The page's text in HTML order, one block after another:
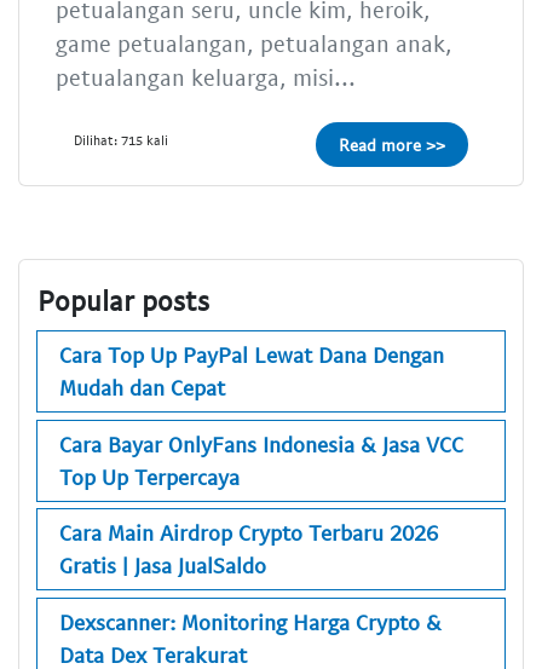
petualangan seru, uncle kim, heroik,
game petualangan, petualangan anak,
petualangan keluarga, misi...
Dilihat: 715 kali Read more >>
Popular posts
Cara Top Up PayPal Lewat Dana Dengan
Mudah dan Cepat
Cara Bayar OnlyFans Indonesia & Jasa VCC
Top Up Terpercaya
Cara Main Airdrop Crypto Terbaru 2026
Gratis | Jasa JualSaldo
Dexscanner: Monitoring Harga Crypto &
Data Dex Terakurat